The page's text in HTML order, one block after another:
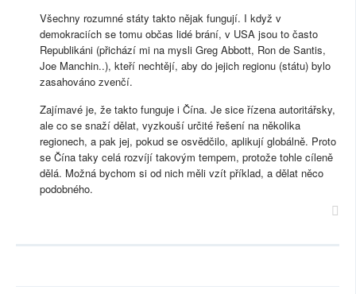
Všechny rozumné státy takto nějak fungují. I když v
demokraciích se tomu občas lidé brání, v USA jsou to často
Republikáni (přichází mi na mysli Greg Abbott, Ron de Santis,
Joe Manchin..), kteří nechtějí, aby do jejich regionu (státu) bylo
zasahováno zvenčí.
Zajímavé je, že takto funguje i Čína. Je sice řízena autoritářsky,
ale co se snaží dělat, vyzkouší určité řešení na několika
regionech, a pak jej, pokud se osvědčilo, aplikují globálně. Proto
se Čína taky celá rozvíjí takovým tempem, protože tohle cíleně
dělá. Možná bychom si od nich měli vzít příklad, a dělat něco
podobného.